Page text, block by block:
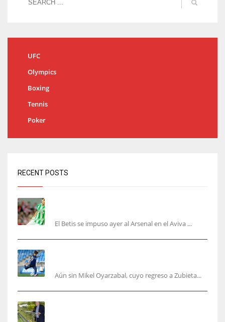
UFC
Olympics
Boxing
Tennis
Poker
RECENT POSTS
El Betis se impuso ayer al Arsenal en el Aviva ...
Aún sin Mikel Oyarzabal, cuyo regreso a Zubieta...